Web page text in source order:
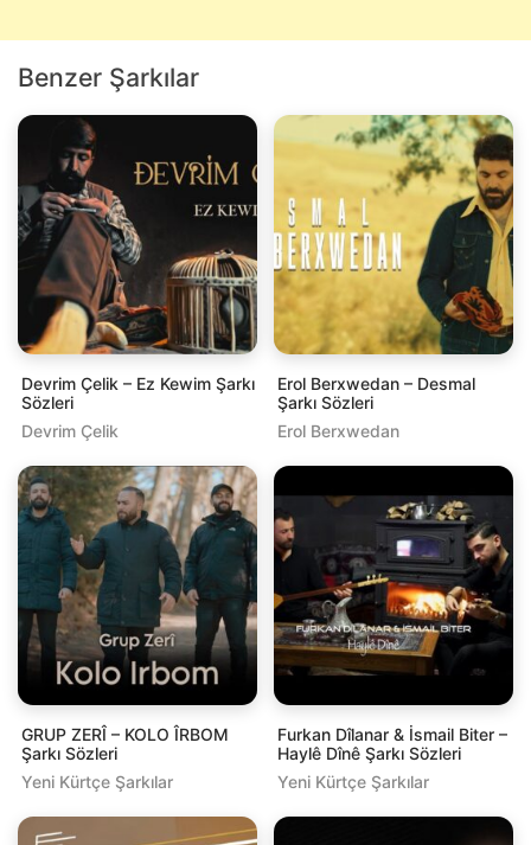
Benzer Şarkılar
Devrim Çelik – Ez Kewim Şarkı
Sözleri
Devrim Çelik
Erol Berxwedan – Desmal
Şarkı Sözleri
Erol Berxwedan
GRUP ZERÎ – KOLO ÎRBOM
Şarkı Sözleri
Yeni Kürtçe Şarkılar
Furkan Dîlanar & İsmail Biter –
Haylê Dînê Şarkı Sözleri
Yeni Kürtçe Şarkılar